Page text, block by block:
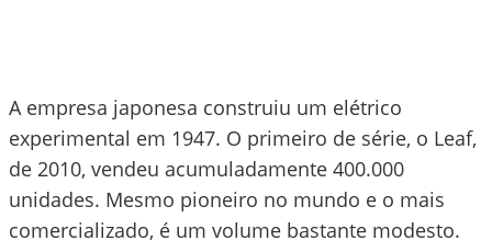
A empresa japonesa construiu um elétrico
experimental em 1947. O primeiro de série, o Leaf,
de 2010, vendeu acumuladamente 400.000
unidades. Mesmo pioneiro no mundo e o mais
comercializado, é um volume bastante modesto.